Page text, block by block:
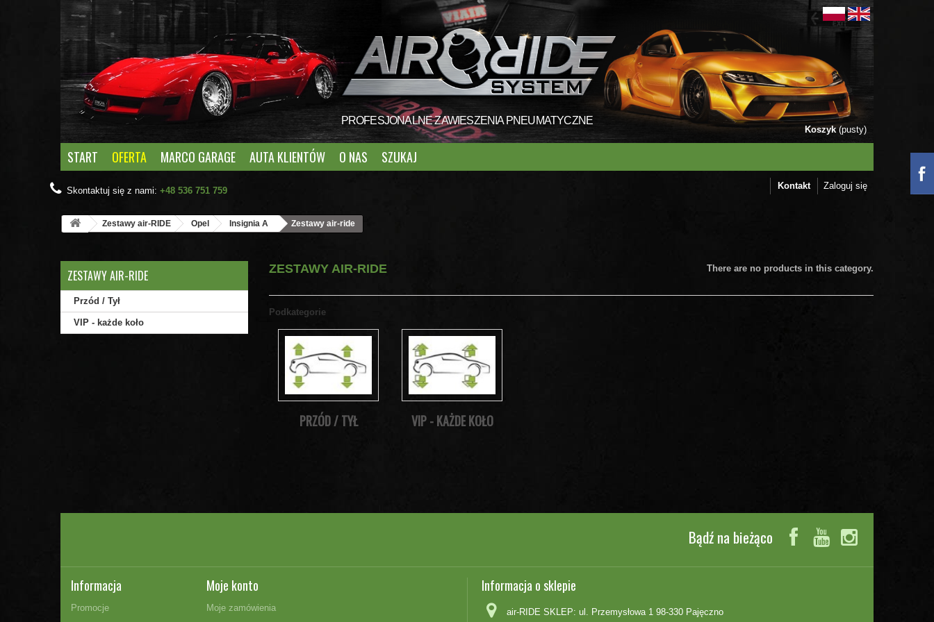
PROFESJONALNE ZAWIESZENIA PNEUMATYCZNE
Koszyk (pusty)
START OFERTA MARCO GARAGE AUTA KLIENTÓW O NAS SZUKAJ
Zaloguj się
Kontakt
Skontaktuj się z nami: +48 536 751 759
Zestawy air-RIDE Opel Insignia A Zestawy air-ride
ZESTAWY AIR-RIDE
Przód / Tył
VIP - każde koło
ZESTAWY AIR-RIDE There are no products in this category.
Podkategorie
PRZÓD / TYŁ VIP - KAŻDE KOŁO
Bądź na bieżąco
Informacja
Promocje
Moje konto
Moje zamówienia
Informacja o sklepie
air-RIDE SKLEP: ul. Przemysłowa 1 98-330 Pajęczno